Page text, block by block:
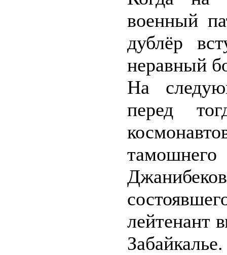
военный
дублёр
неравный
На
перед
лейтенант
Забайкалье.